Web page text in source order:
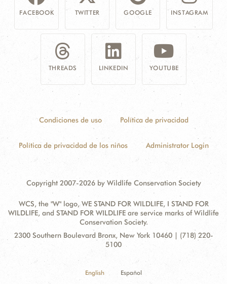
FACEBOOK TWITTER GOOGLE INSTAGRAM
THREADS LINKEDIN YOUTUBE
Condiciones de uso Política de privacidad
Política de privacidad de los niños Administrator Login
Copyright 2007-2026 by Wildlife Conservation Society
WCS, the "W" logo, WE STAND FOR WILDLIFE, I STAND FOR
WILDLIFE, and STAND FOR WILDLIFE are service marks of Wildlife
Conservation Society.
Contact
Address:
2300 Southern Boulevard Bronx, New York 10460 | (718) 220-
5100
English Español